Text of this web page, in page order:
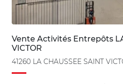
Vente Activités Entrepôts
VICTOR
41260 LA CHAUSSEE SAINT